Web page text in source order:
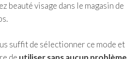
beauté visage dans le magasin de
suffit de sélectionner ce mode et